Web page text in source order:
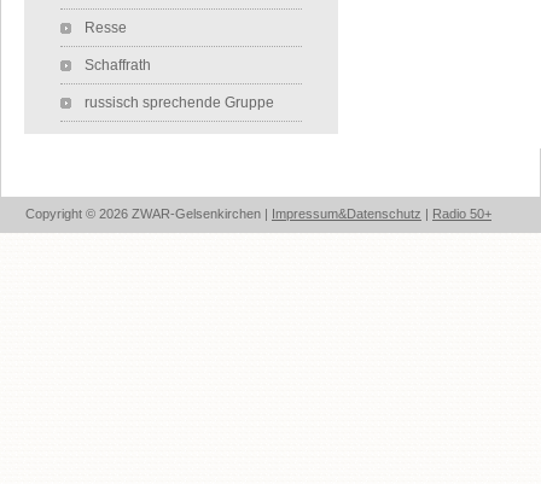
Resse
Schaffrath
russisch sprechende Gruppe
Copyright © 2026 ZWAR-Gelsenkirchen | Impressum&Datenschutz | Radio 50+